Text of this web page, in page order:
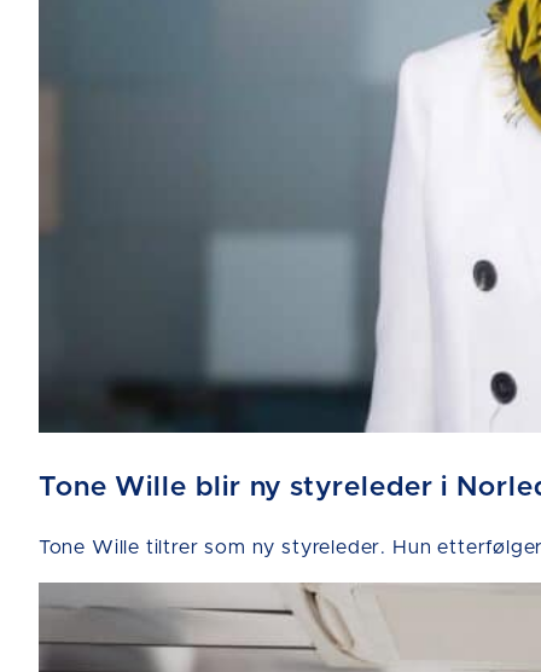
Tone Wille blir ny styreleder i
Tone Wille tiltrer som ny styreleder. Hun